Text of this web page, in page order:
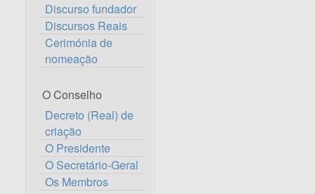
Discurso fundador
Discursos Reais
Cerimónia de
nomeação
O Conselho
Decreto (Real) de
criação
O Presidente
O Secretário-Geral
Os Membros